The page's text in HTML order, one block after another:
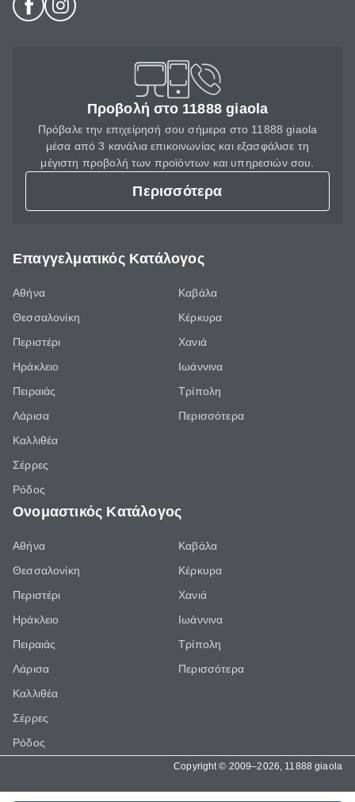
Προβολή στο 11888 giaola
Πρόβαλε την επιχείρησή σου σήμερα στο 11888 giaola
μέσα από 3 κανάλια επικοινωνίας και εξασφάλισε τη
μέγιστη προβολή των προϊόντων και υπηρεσιών σου.
Περισσότερα
Επαγγελματικός Κατάλογος
Αθήνα
Θεσσαλονίκη
Περιστέρι
Ηράκλειο
Πειραιάς
Λάρισα
Καλλιθέα
Σέρρες
Ρόδος
Καβάλα
Κέρκυρα
Χανιά
Ιωάννινα
Τρίπολη
Περισσότερα
Ονομαστικός Κατάλογος
Αθήνα
Θεσσαλονίκη
Περιστέρι
Ηράκλειο
Πειραιάς
Λάρισα
Καλλιθέα
Σέρρες
Ρόδος
Καβάλα
Κέρκυρα
Χανιά
Ιωάννινα
Τρίπολη
Περισσότερα
Copyright © 2009–2026, 11888 giaola